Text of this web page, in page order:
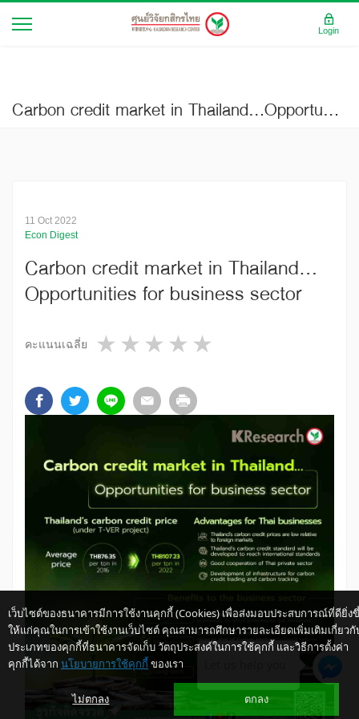
Carbon credit market in Thailand…Opportunities for business sector
11 Oct 2022
Econ Digest
Carbon credit market in Thailand…
Opportunities for business sector
คะแนนเฉลี่ย 4 stars
3 stars
2 stars
1 star
เว็บไซต์ของธนาคารมีการใช้งานคุกกี้ (Cookies) เพื่อส่งมอบประสบการณ์ที่ดียิ่ง
ให้แก่คุณในการเข้าใช้งานเว็บไซต์ คุณสามารถศึกษารายละเอียดเพิ่มเติมเกี่ยวกั
ประเภทของคุกกี้ที่ธนาคารจัดเก็บ วัตถุประสงค์ในการใช้คุกกี้ และวิธีการตั้งค่า
คุกกี้ได้จาก นโยบายการใช้คุกกี้ ของเรา
ไม่ตกลง ตกลง
Login